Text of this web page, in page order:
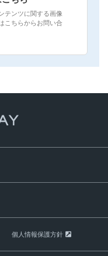
テンツに関する画像
こちらからお問い合
個人情報保護方針